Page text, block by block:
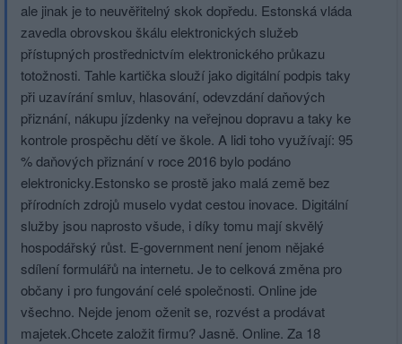
ale jinak je to neuvěřitelný skok dopředu. Estonská vláda
zavedla obrovskou škálu elektronických služeb
přístupných prostřednictvím elektronického průkazu
totožnosti. Tahle kartička slouží jako digitální podpis taky
při uzavírání smluv, hlasování, odevzdání daňových
přiznání, nákupu jízdenky na veřejnou dopravu a taky ke
kontrole prospěchu dětí ve škole. A lidi toho využívají: 95
% daňových přiznání v roce 2016 bylo podáno
elektronicky.Es­tonsko se prostě jako malá země bez
přírodních zdrojů muselo vydat cestou inovace. Digitální
služby jsou naprosto všude, i díky tomu mají skvělý
hospodářský růst. E-government není jenom nějaké
sdílení formulářů na internetu. Je to celková změna pro
občany i pro fungování celé společnosti. Online jde
všechno. Nejde jenom oženit se, rozvést a prodávat
majetek.Chcete založit firmu? Jasně. Online. Za 18